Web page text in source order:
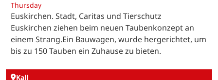
Thursday
Euskirchen. Stadt, Caritas und Tierschutz
Euskirchen ziehen beim neuen Taubenkonzept an
einem Strang.Ein Bauwagen, wurde hergerichtet, um
bis zu 150 Tauben ein Zuhause zu bieten.
Kall